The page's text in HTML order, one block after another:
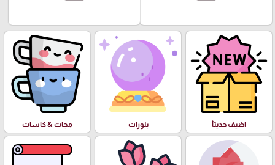
اضيف حديثأ بلورات مجات & كاسات